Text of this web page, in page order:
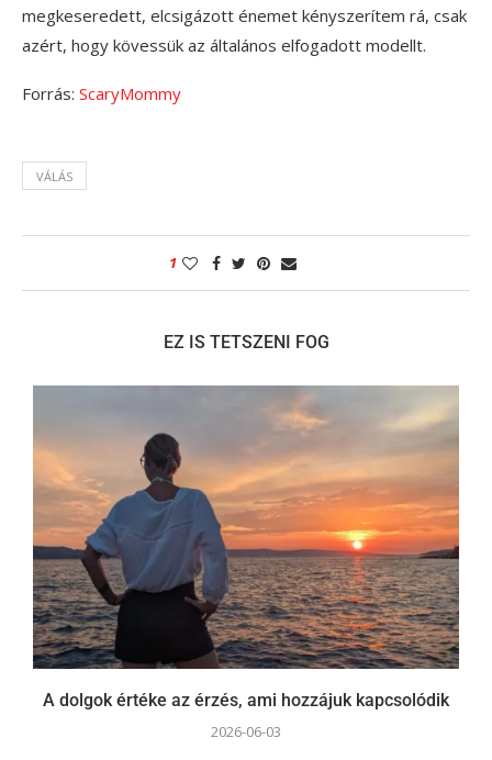
megkeseredett, elcsigázott énemet kényszerítem rá, csak
azért, hogy kövessük az általános elfogadott modellt.
Forrás: ScaryMommy
VÁLÁS
1
EZ IS TETSZENI FOG
A dolgok értéke az érzés, ami hozzájuk kapcsolódik
2026-06-03